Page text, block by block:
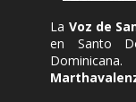
La Voz de
en Santo
Dominicana.